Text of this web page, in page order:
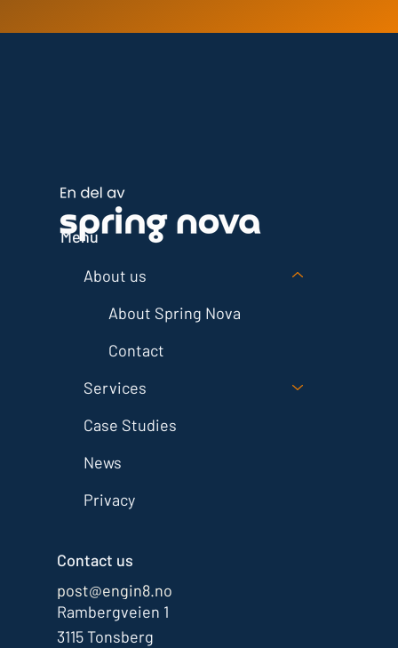
Contact us
post@engin8.no
Rambergveien 1
3115 Tonsberg
Menu
About us
About Spring Nova
Contact
Services
Case Studies
News
Privacy